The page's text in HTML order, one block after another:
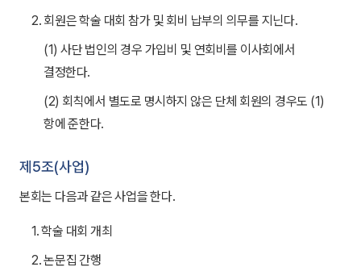
2. 회원은 학술 대회 참가 및 회비 납부의 의무를 지닌다.
(1) 사단 법인의 경우 가입비 및 연회비를 이사회에서
결정한다.
(2) 회칙에서 별도로 명시하지 않은 단체 회원의 경우도 (1)
항에 준한다.
제5조(사업)
본회는 다음과 같은 사업을 한다.
1. 학술 대회 개최
2. 논문집 간행